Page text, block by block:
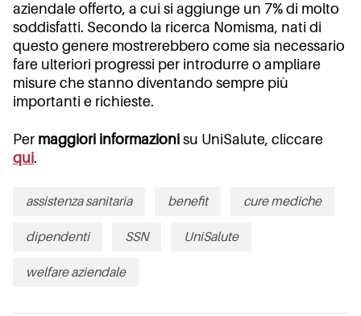
aziendale offerto, a cui si aggiunge un 7% di molto
soddisfatti. Secondo la ricerca Nomisma, nati di
questo genere mostrerebbero come sia necessario
fare ulteriori progressi per introdurre o ampliare
misure che stanno diventando sempre più
importanti e richieste.
Per maggiori informazioni su UniSalute, cliccare
qui.
assistenza sanitaria benefit cure mediche
dipendenti SSN UniSalute
welfare aziendale